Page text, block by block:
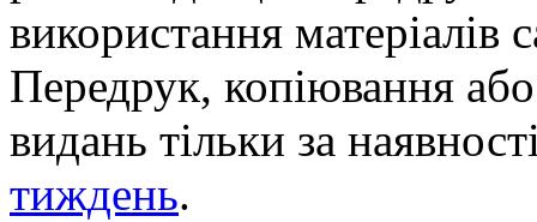
використання матеріалів
Передрук, копіювання
видань тільки за
тиждень.